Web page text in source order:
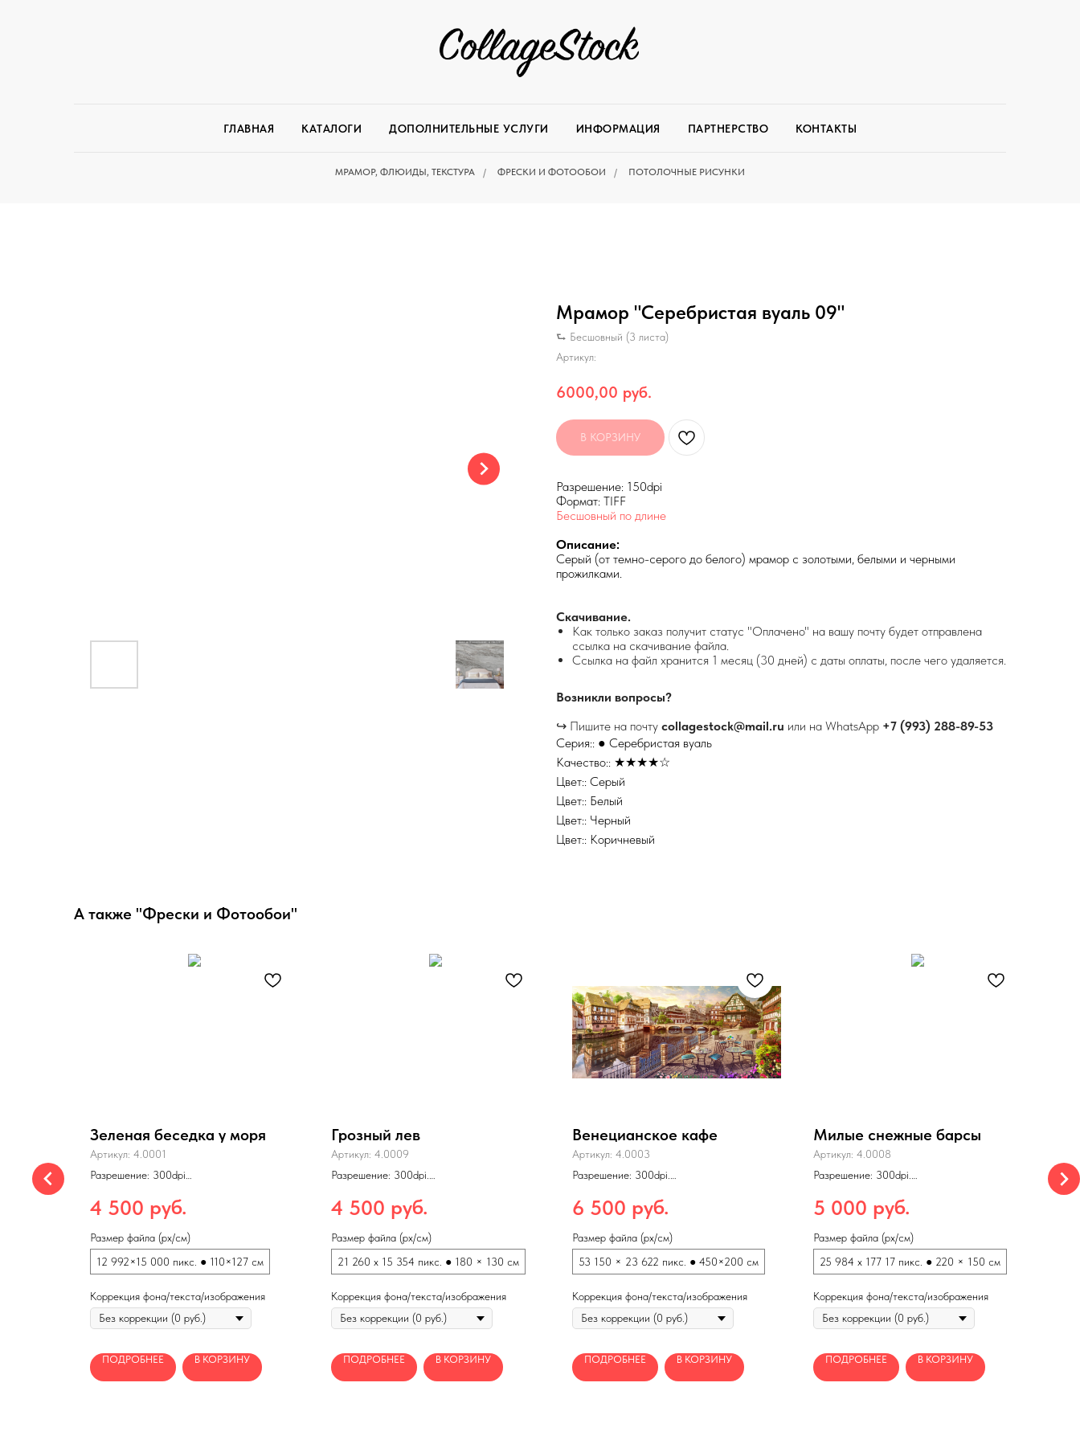
ГЛАВНАЯ КАТАЛОГИ ДОПОЛНИТЕЛЬНЫЕ УСЛУГИ ИНФОРМАЦИЯ ПАРТНЕРСТВО КОНТАКТЫ
МРАМОР, ФЛЮИДЫ, ТЕКСТУРА / ФРЕСКИ И ФОТООБОИ / ПОТОЛОЧНЫЕ РИСУНКИ
Мрамор "Серебристая вуаль 09"
⮑ Бесшовный (3 листа)
Артикул:
6000,00 руб.
В КОРЗИНУ
Разрешение: 150dpi
Формат: TIFF
Бесшовный по длине
Описание:
Серый (от темно-серого до белого) мрамор с золотыми, белыми и черными
прожилками.
Скачивание.
Как только заказ получит статус "Оплачено" на вашу почту будет отправлена
ссылка на скачивание файла.
Ссылка на файл хранится 1 месяц (30 дней) с даты оплаты, после чего удаляется.
Возникли вопросы?
↪ Пишите на почту collagestock@mail.ru или на WhatsApp +7 (993) 288-89-53
Серия:: ● Серебристая вуаль
Качество:: ★★★★☆
Цвет:: Серый
Цвет:: Белый
Цвет:: Черный
Цвет:: Коричневый
А также "Фрески и Фотообои"
Зеленая беседка у моря
Артикул: 4.0001
Разрешение: 300dpi
Макс. размеры печати: 220×254 см
(150dpi)
4 500 руб.
Размер файла (px/см)
12 992×15 000 пикс. ● 110×127 см
Коррекция фона/текста/изображения
ПОДРОБНЕЕ В КОРЗИНУ
Грозный лев
Артикул: 4.0009
Разрешение: 300dpi.
Макс. размеры печати: 360×260 см
(150dpi)
4 500 руб.
Размер файла (px/см)
21 260 x 15 354 пикс. ● 180 × 130 см
Коррекция фона/текста/изображения
ПОДРОБНЕЕ В КОРЗИНУ
Венецианское кафе
Артикул: 4.0003
Разрешение: 300dpi.
Макс. размеры печати: 900×400 см
(150dpi)
6 500 руб.
Размер файла (px/см)
53 150 × 23 622 пикс. ● 450×200 см
Коррекция фона/текста/изображения
ПОДРОБНЕЕ В КОРЗИНУ
Милые снежные барсы
Артикул: 4.0008
Разрешение: 300dpi.
Макс. размеры печати: 440×300 см
(150dpi)
5 000 руб.
Размер файла (px/см)
25 984 x 177 17 пикс. ● 220 × 150 см
Коррекция фона/текста/изображения
ПОДРОБНЕЕ В КОРЗИНУ